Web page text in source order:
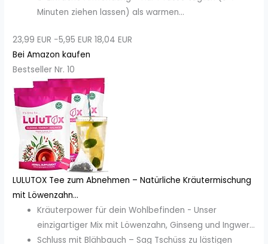
Minuten ziehen lassen) als warmen...
23,99 EUR −5,95 EUR 18,04 EUR
Bei Amazon kaufen
Bestseller Nr. 10
LULUTOX Tee zum Abnehmen – Natürliche Kräutermischung
mit Löwenzahn...
Kräuterpower für dein Wohlbefinden - Unser
einzigartiger Mix mit Löwenzahn, Ginseng und Ingwer...
Schluss mit Blähbauch – Sag Tschüss zu lästigen